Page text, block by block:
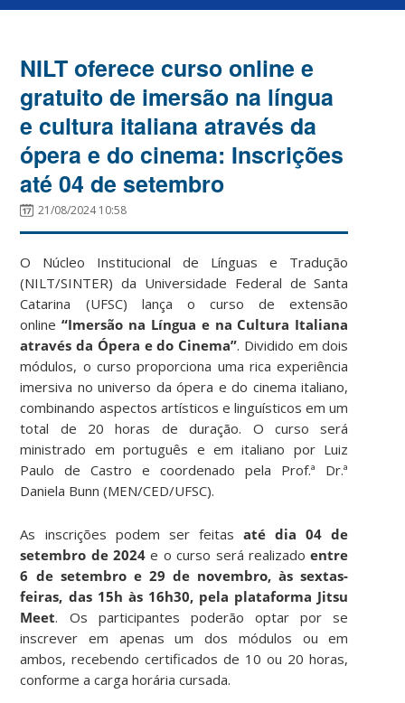
NILT oferece curso online e
gratuito de imersão na língua
e cultura italiana através da
ópera e do cinema: Inscrições
até 04 de setembro
21/08/2024 10:58
O Núcleo Institucional de Línguas e Tradução
(NILT/SINTER) da Universidade Federal de Santa
Catarina (UFSC) lança o curso de extensão
online“Imersão na Língua e na Cultura Italiana
através da Ópera e do Cinema”. Dividido em dois
módulos, o curso proporciona uma rica experiência
imersiva no universo da ópera e do cinema italiano,
combinando aspectos artísticos e linguísticos em um
total de 20 horas de duração. O curso será
ministrado em português e em italiano por Luiz
Paulo de Castro e coordenado pela Prof.ª Dr.ª
Daniela Bunn (MEN/CED/UFSC).
As inscrições podem ser feitas até dia 04 de
setembro de 2024 e o curso será realizadoentre
6 de setembro e 29 de novembro, às sextas-
feiras, das 15h às 16h30, pela plataforma Jitsu
Meet. Os participantes poderão optar por se
inscrever em apenas um dos módulos ou em
ambos, recebendo certificados de 10 ou 20 horas,
conforme a carga horária cursada.